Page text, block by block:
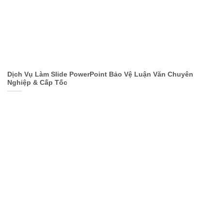
Dịch Vụ Làm Slide PowerPoint Bảo Vệ Luận Văn Chuyên
Nghiệp & Cấp Tốc